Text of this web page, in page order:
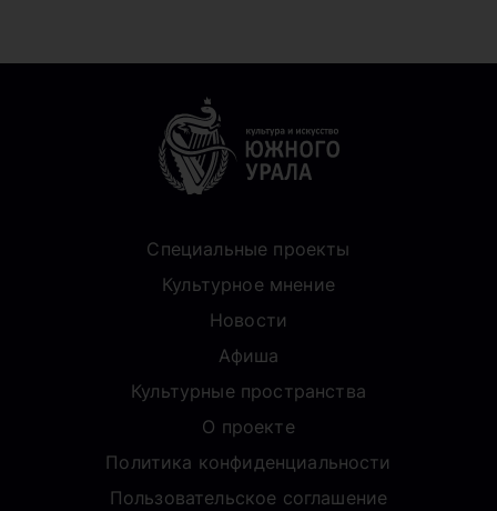
Специальные проекты
Культурное мнение
Новости
Афиша
Культурные пространства
О проекте
Политика конфиденциальности
Пользовательское соглашение